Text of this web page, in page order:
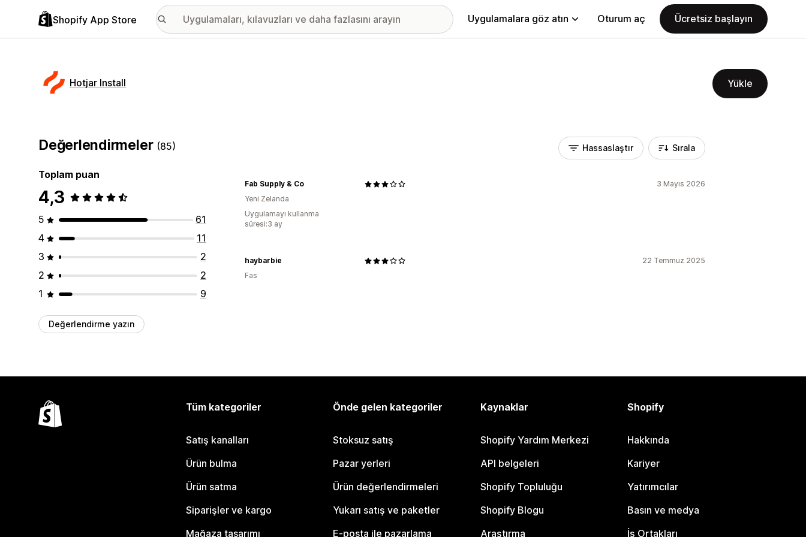
Shopify App Store Uygulamalara göz atın Oturum aç Ücretsiz başlayın
Hotjar Install Yükle
Değerlendirmeler (85)
Toplam puan
4,3
5
61
4
11
3
2
2
2
1
9
Değerlendirme yazın
Hassaslaştır Sırala
3 Mayıs 2026
Fab Supply & Co
Yeni Zelanda
Uygulamayı kullanma
süresi:3 ay
22 Temmuz 2025
haybarbie
Fas
Tüm kategoriler
Satış kanalları
Ürün bulma
Ürün satma
Siparişler ve kargo
Mağaza tasarımı
Önde gelen kategoriler
Stoksuz satış
Pazar yerleri
Ürün değerlendirmeleri
Yukarı satış ve paketler
E-posta ile pazarlama
Kaynaklar
Shopify Yardım Merkezi
API belgeleri
Shopify Topluluğu
Shopify Blogu
Araştırma
Shopify
Hakkında
Kariyer
Yatırımcılar
Basın ve medya
İş Ortakları